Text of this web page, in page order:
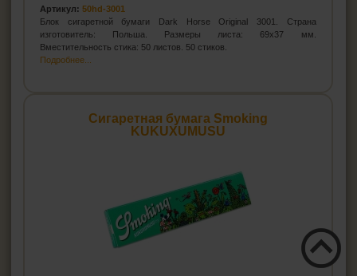
Артикул: 50hd-3001
Блок сигаретной бумаги Dark Horse Original 3001. Страна
изготовитель: Польша. Размеры листа: 69х37 мм.
Вместительность стика: 50 листов. 50 стиков.
Подробнее...
Сигаретная бумага Smoking
KUKUXUMUSU